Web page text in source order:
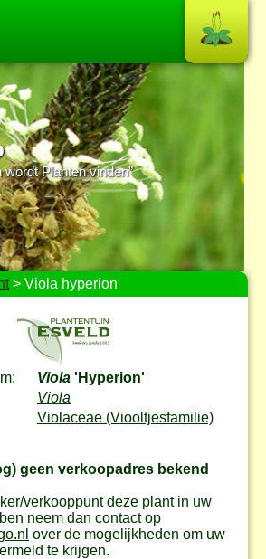
wordt Planten vinden”
> Viola hyperion
Viola 'Hyperion'
Viola
Violaceae (Viooltjesfamilie)
geen verkoopadres bekend
verkooppunt deze plant in uw
neem dan contact op
over de mogelijkheden om uw
te krijgen.